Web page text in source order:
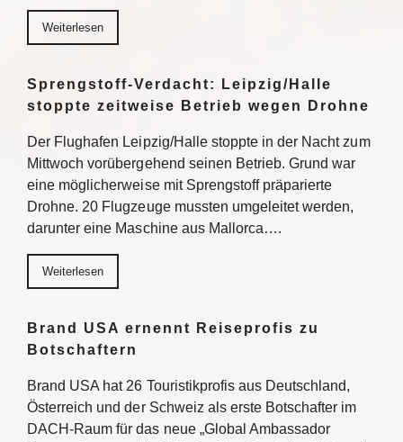
Weiterlesen
Sprengstoff-Verdacht: Leipzig/Halle
stoppte zeitweise Betrieb wegen Drohne
Der Flughafen Leipzig/Halle stoppte in der Nacht zum
Mittwoch vorübergehend seinen Betrieb. Grund war
eine möglicherweise mit Sprengstoff präparierte
Drohne. 20 Flugzeuge mussten umgeleitet werden,
darunter eine Maschine aus Mallorca….
Weiterlesen
Brand USA ernennt Reiseprofis zu
Botschaftern
Brand USA hat 26 Touristikprofis aus Deutschland,
Österreich und der Schweiz als erste Botschafter im
DACH-Raum für das neue „Global Ambassador